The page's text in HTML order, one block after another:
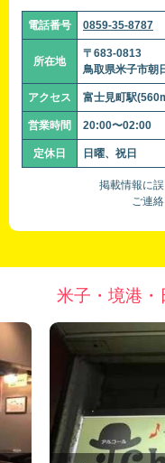
電話番号 0859-35-8787
所在地
〒683-0813
鳥取県米子市朝
アクセス 富士見町駅
営業時間 20:00〜02:00
定休日 日曜、祝日
掲載情報に
ご連
米子・境港・